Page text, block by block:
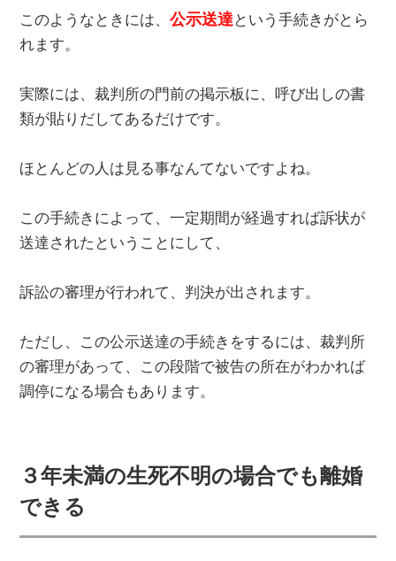
このようなときには、公示送達という手続きがとら
れます。
実際には、裁判所の門前の掲示板に、呼び出しの書
類が貼りだしてあるだけです。
ほとんどの人は見る事なんてないですよね。
この手続きによって、一定期間が経過すれば訴状が
送達されたということにして、
訴訟の審理が行われて、判決が出されます。
ただし、この公示送達の手続きをするには、裁判所
の審理があって、この段階で被告の所在がわかれば
調停になる場合もあります。
３年未満の生死不明の場合でも離婚
できる